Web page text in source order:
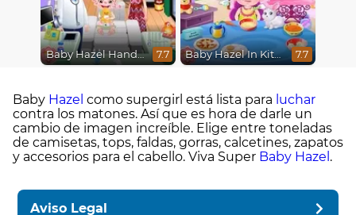
Baby Hazel Hand Fracture 7.7 Baby Hazel In Kitchen 7.7
Baby Hazel como supergirl está lista para luchar
contra los matones. Así que es hora de darle un
cambio de imagen increíble. Elige entre toneladas
de camisetas, tops, faldas, gorras, calcetines, zapatos
y accesorios para el cabello. Viva Super Baby Hazel .
Aviso Legal